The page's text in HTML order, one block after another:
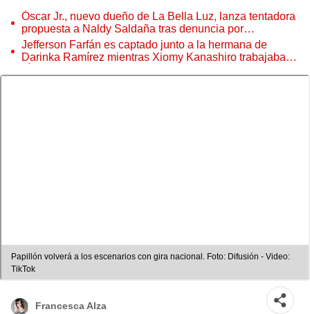
Óscar Jr., nuevo dueño de La Bella Luz, lanza tentadora
propuesta a Naldy Saldaña tras denuncia por
tocamientos
Jefferson Farfán es captado junto a la hermana de
Darinka Ramírez mientras Xiomy Kanashiro trabajaba:
Papillón volverá a los escenarios con gira nacional. Foto: Difusión - Video:
TikTok
Francesca Alza